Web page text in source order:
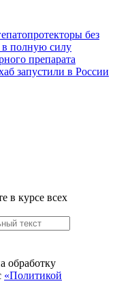
без
в полную силу
препарата
запустили в России
в курсе всех
обработку
«Политикой